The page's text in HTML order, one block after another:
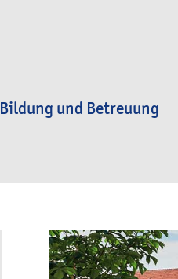
Bildung und Betreuung